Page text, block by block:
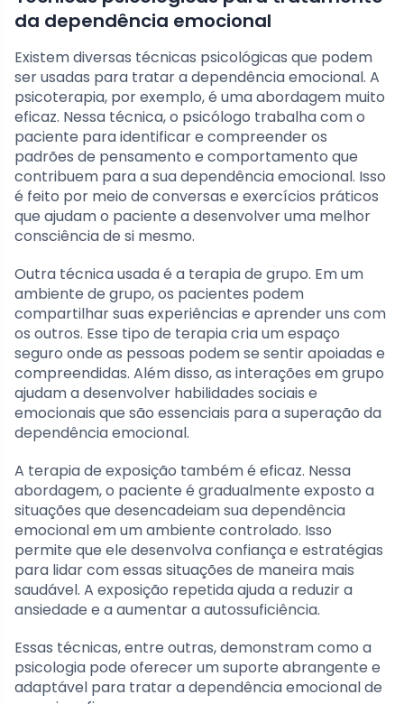
da dependência emocional
Existem diversas técnicas psicológicas que podem
ser usadas para tratar a dependência emocional. A
psicoterapia, por exemplo, é uma abordagem muito
eficaz. Nessa técnica, o psicólogo trabalha com o
paciente para identificar e compreender os
padrões de pensamento e comportamento que
contribuem para a sua dependência emocional. Isso
é feito por meio de conversas e exercícios práticos
que ajudam o paciente a desenvolver uma melhor
consciência de si mesmo.
Outra técnica usada é a terapia de grupo. Em um
ambiente de grupo, os pacientes podem
compartilhar suas experiências e aprender uns com
os outros. Esse tipo de terapia cria um espaço
seguro onde as pessoas podem se sentir apoiadas e
compreendidas. Além disso, as interações em grupo
ajudam a desenvolver habilidades sociais e
emocionais que são essenciais para a superação da
dependência emocional.
A terapia de exposição também é eficaz. Nessa
abordagem, o paciente é gradualmente exposto a
situações que desencadeiam sua dependência
emocional em um ambiente controlado. Isso
permite que ele desenvolva confiança e estratégias
para lidar com essas situações de maneira mais
saudável. A exposição repetida ajuda a reduzir a
ansiedade e a aumentar a autossuficiência.
Essas técnicas, entre outras, demonstram como a
psicologia pode oferecer um suporte abrangente e
adaptável para tratar a dependência emocional de